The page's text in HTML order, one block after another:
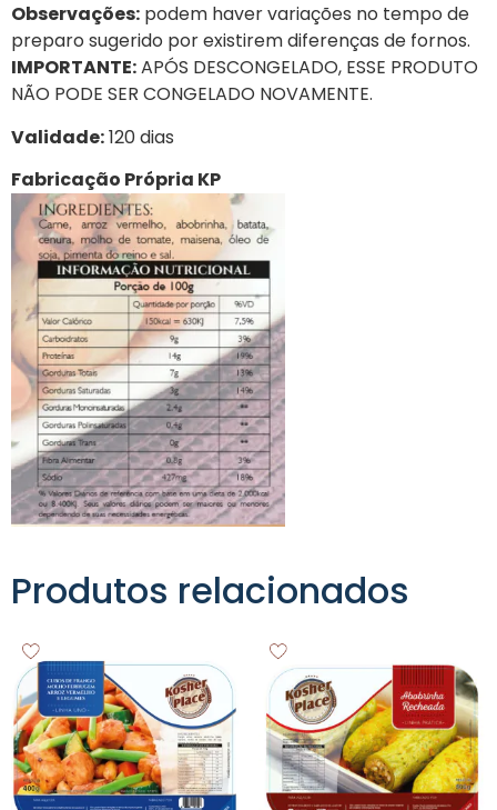
Observações: podem haver variações no tempo de
preparo sugerido por existirem diferenças de fornos.
IMPORTANTE:APÓS DESCONGELADO, ESSE PRODUTO
NÃO PODE SER CONGELADO NOVAMENTE.
Validade:120 dias
Fabricação Própria KP
Produtos relacionados